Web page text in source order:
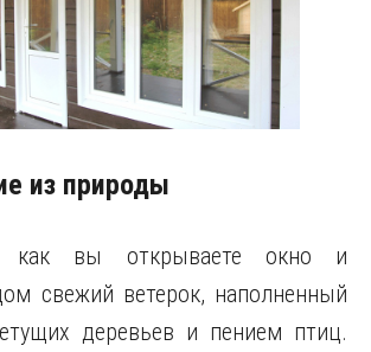
из природы
как вы открываете окно и
свежий ветерок, наполненный
деревьев и пением птиц.